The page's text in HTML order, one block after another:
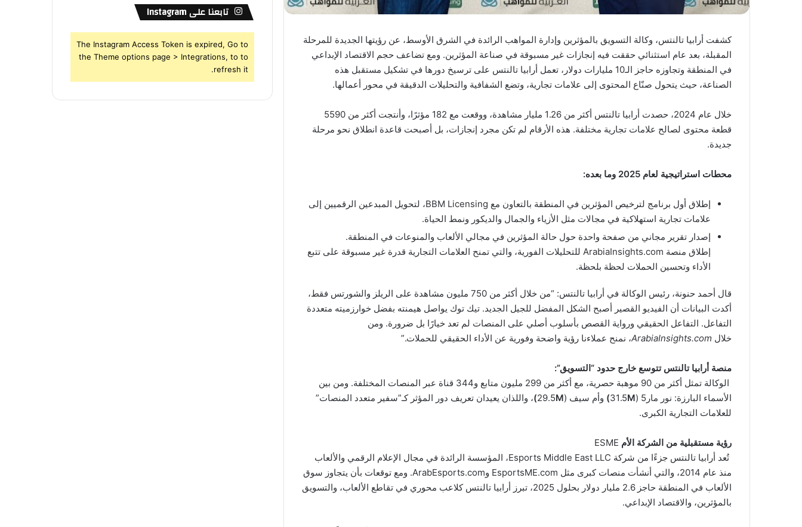
كشفت أرابيا تالنتس، وكالة التسويق بالمؤثرين وإدارة المواهب الرائدة في الشرق الأوسط، عن رؤيتها الجديدة للمرحلة
المقبلة، بعد عام استثنائي حققت فيه إنجازات غير مسبوقة في صناعة المؤثرين. ومع تضاعف حجم الاقتصاد الإبداعي
في المنطقة وتجاوزه حاجز الـ10 مليارات دولار، تعمل أرابيا تالنتس على ترسيخ دورها في تشكيل مستقبل هذه
الصناعة، حيث يتحول صنّاع المحتوى إلى علامات تجارية، وتضع الشفافية والتحليلات الدقيقة في محور أعمالها.
خلال عام 2024، حصدت أرابيا تالنتس أكثر من 1.26 مليار مشاهدة، ووقعت مع 182 مؤثرًا، وأنتجت أكثر من 5590
قطعة محتوى لصالح علامات تجارية مختلفة. هذه الأرقام لم تكن مجرد إنجازات، بل أصبحت قاعدة انطلاق نحو مرحلة
جديدة.
محطات استراتيجية لعام 2025 وما بعده:
إطلاق أول برنامج لترخيص المؤثرين في المنطقة بالتعاون مع BBM Licensing، لتحويل المبدعين الرقميين إلى
علامات تجارية استهلاكية في مجالات مثل الأزياء والجمال والديكور ونمط الحياة.
إصدار تقرير مجاني من صفحة واحدة حول حالة المؤثرين في مجالي الألعاب والمنوعات في المنطقة.
إطلاق منصة ArabiaInsights.com للتحليلات الفورية، والتي تمنح العلامات التجارية قدرة غير مسبوقة على تتبع
الأداء وتحسين الحملات لحظة بلحظة.
قال أحمد حنونة، رئيس الوكالة في أرابيا تالنتس: “من خلال أكثر من 750 مليون مشاهدة على الريلز والشورتس فقط،
أكدت البيانات أن الفيديو القصير أصبح الشكل المفضل للجيل الجديد. تيك توك يواصل هيمنته بفضل خوارزميته متعددة
التفاعل. التفاعل الحقيقي ورواية القصص بأسلوب أصلي على المنصات لم تعد خيارًا بل ضرورة. ومن
خلال ArabiaInsights.com، نمنح عملاءنا رؤية واضحة وفورية عن الأداء الحقيقي للحملات.”
منصة أرابيا تالنتس تتوسع خارج حدود “التسويق”:
الوكالة تمثل أكثر من 90 موهبة حصرية، مع أكثر من 299 مليون متابع و344 قناة عبر المنصات المختلفة. ومن بين
الأسماء البارزة: نور مار5 (31.5
M) وأم سيف (29.5M)
، واللذان يعيدان تعريف دور المؤثر كـ”سفير متعدد المنصات”
للعلامات التجارية الكبرى.
رؤية مستقبلية من الشركة الأم ESME
تُعد أرابيا تالنتس جزءًا من شركة Esports Middle East LLC، المؤسسة الرائدة في مجال الإعلام الرقمي والألعاب
منذ عام 2014، والتي أنشأت منصات كبرى مثل EsportsME.com وArabEsports.com. ومع توقعات بأن يتجاوز سوق
الألعاب في المنطقة حاجز 2.6 مليار دولار بحلول 2025، تبرز أرابيا تالنتس كلاعب محوري في تقاطع الألعاب، والتسويق
بالمؤثرين، والاقتصاد الإبداعي.
تابعنا على Instagram
The Instagram Access Token is expired, Go to
the Theme options page > Integrations, to to
refresh it.